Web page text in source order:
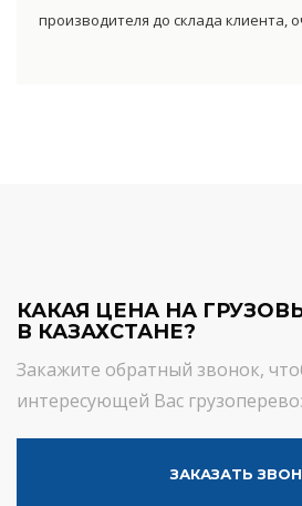
производителя до склада клиента,
КАКАЯ ЦЕНА НА
В КАЗАХСТАНЕ?
Закажите обратный звонок,
интересующей Вас
ЗАКАЗАТЬ